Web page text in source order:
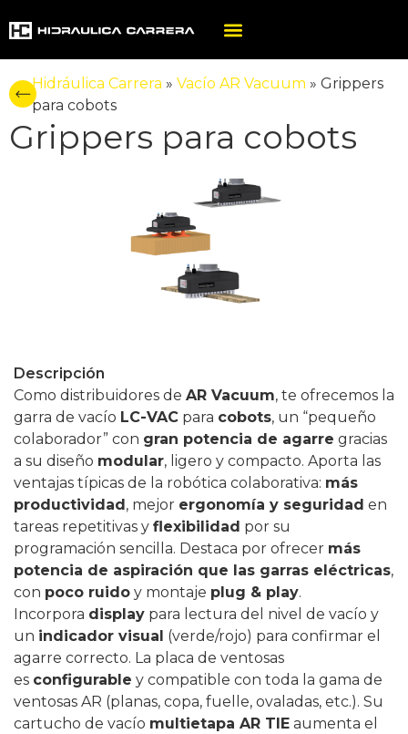
Hidráulica Carrera »Vacío AR Vacuum »Grippers
para cobots
Grippers para cobots
Descripción
Como distribuidores de AR Vacuum, te ofrecemos la
garra de vacío LC-VAC para cobots, un “pequeño
colaborador” con gran potencia de agarre gracias
a su diseño modular, ligero y compacto. Aporta las
ventajas típicas de la robótica colaborativa: más
productividad , mejor ergonomía y seguridad en
tareas repetitivas y flexibilidad por su
programación sencilla. Destaca por ofrecer más
potencia de aspiración que las garras eléctricas,
con poco ruido y montaje plug & play.
Incorpora display para lectura del nivel de vacío y
un indicador visual (verde/rojo) para confirmar el
agarre correcto. La placa de ventosas
es configurable y compatible con toda la gama de
ventosas AR (planas, copa, fuelle, ovaladas, etc.). Su
cartucho de vacío multietapa AR TIE aumenta el